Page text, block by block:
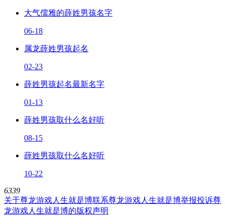
大气儒雅的薛姓男孩名字
06-18
属龙薛姓男孩起名
02-23
薛姓男孩起名最新名字
01-13
薛姓男孩取什么名好听
08-15
薛姓男孩取什么名好听
10-22
6339
关于尊龙游戏人生就是博联系尊龙游戏人生就是博举报投诉尊
龙游戏人生就是博的版权声明